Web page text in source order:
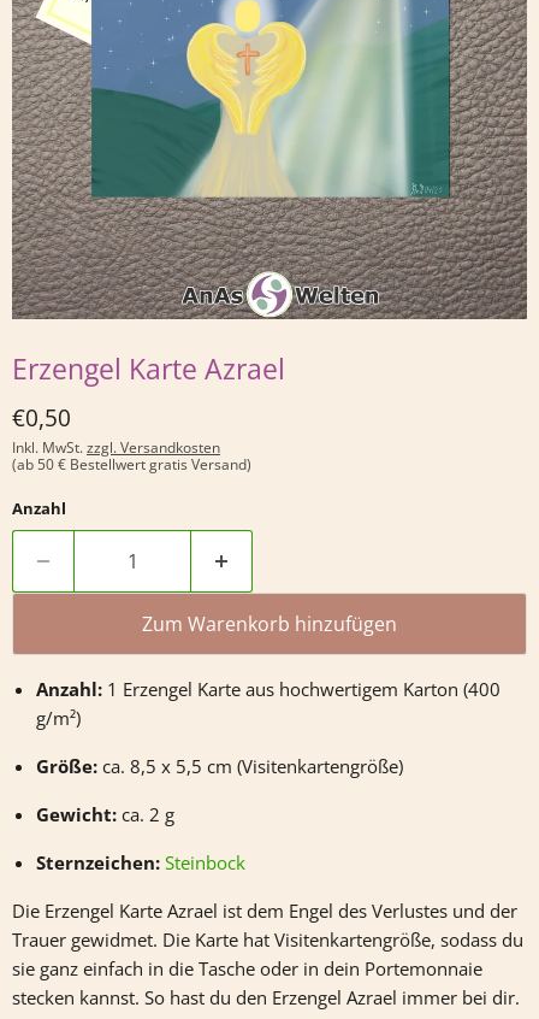
Erzengel Karte Azrael
Derzeitiger Preis
€0,50
Inkl. MwSt.zzgl. Versandkosten
(ab 50 € Bestellwert gratis Versand)
Anzahl
Zum Warenkorb hinzufügen
Anzahl: 1 Erzengel Karte aus hochwertigem Karton (400
g/m²)
Größe: ca. 8,5 x 5,5 cm (Visitenkartengröße)
Gewicht: ca. 2 g
Sternzeichen: Steinbock
Die Erzengel Karte Azrael ist dem Engel des Verlustes und der
Trauer gewidmet. Die Karte hat Visitenkartengröße, sodass du
sie ganz einfach in die Tasche oder in dein Portemonnaie
stecken kannst. So hast du den Erzengel Azrael immer bei dir.